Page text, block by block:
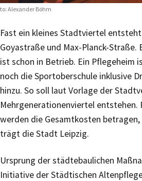
Alexander Böhm
Fast ein kleines Stadtviertel
Goyastraße und Max-Planck-
ist schon in Betrieb. Ein Pflegeheim
noch die Sportoberschule inklusive
hinzu. So soll laut Vorlage der
Mehrgenerationenviertel entstehen.
werden die Gesamtkosten betragen,
trägt die Stadt Leipzig.
Ursprung der städtebaulichen
Initiative der Städtischen